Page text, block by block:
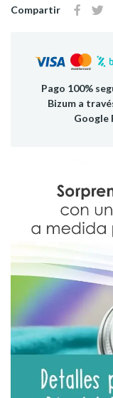
Compartir
Pago 100%
Bizum a
Google